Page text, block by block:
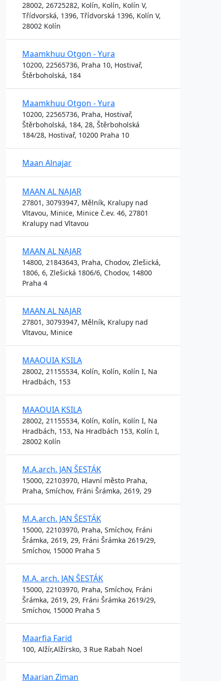
28002, 26725282, Kolín, Kolín, Kolín V,
Třídvorská, 1396, Třídvorská 1396, Kolín V,
28002 Kolín
Maamkhuu Otgon - Yura
10200, 22565736, Praha 10, Hostivař,
Štěrboholská, 184
Maamkhuu Otgon - Yura
10200, 22565736, Praha, Hostivař,
Štěrboholská, 184, 28, Štěrboholská
184/28, Hostivař, 10200 Praha 10
Maan Alnajar
MAAN AL NAJAR
27801, 30793947, Mělník, Kralupy nad
Vltavou, Minice, Minice č.ev. 46, 27801
Kralupy nad Vltavou
MAAN AL NAJAR
14800, 21843643, Praha, Chodov, Zlešická,
1806, 6, Zlešická 1806/6, Chodov, 14800
Praha 4
MAAN AL NAJAR
27801, 30793947, Mělník, Kralupy nad
Vltavou, Minice
MAAOUIA KSILA
28002, 21155534, Kolín, Kolín, Kolín I, Na
Hradbách, 153
MAAOUIA KSILA
28002, 21155534, Kolín, Kolín, Kolín I, Na
Hradbách, 153, Na Hradbách 153, Kolín I,
28002 Kolín
M.A.arch. JAN ŠESTÁK
15000, 22103970, Hlavní město Praha,
Praha, Smíchov, Fráni Šrámka, 2619, 29
M.A.arch. JAN ŠESTÁK
15000, 22103970, Praha, Smíchov, Fráni
Šrámka, 2619, 29, Fráni Šrámka 2619/29,
Smíchov, 15000 Praha 5
M.A. arch. JAN ŠESTÁK
15000, 22103970, Praha, Smíchov, Fráni
Šrámka, 2619, 29, Fráni Šrámka 2619/29,
Smíchov, 15000 Praha 5
Maarfia Farid
100, Alžír,Alžírsko, 3 Rue Rabah Noel
Maarian Ziman